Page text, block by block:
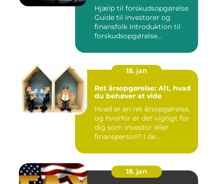
Hjælp til forskudsopgørelse
Guide til investorer og
finansfolk Introduktion til
forskudsopgørelse...
18. jan
Ret årsopgørelse: Alt, hvad
du behøver at vide
Hvad er en ret årsopgørelse,
og hvorfor er det vigtigt for
dig som investor eller
finansperson? I de...
18. jan